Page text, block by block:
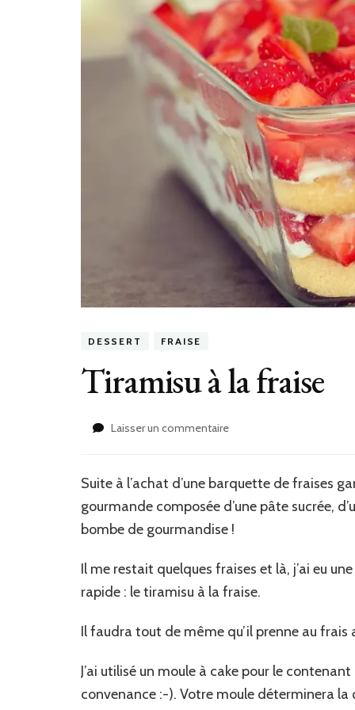
DESSERT FRAISE
Tiramisu à la fraise
Laisser un commentairesur
fraise
Suite à l’achat d’une barquette de fraises
gourmande composée d’une pâte sucrée,
bombe de gourmandise !
Il me restait quelques fraises et là, j’ai eu
rapide : le tiramisu à la fraise.
Il faudra tout de même qu’il prenne au
J’ai utilisé un moule à cake pour le
convenance :-). Votre moule déterminera